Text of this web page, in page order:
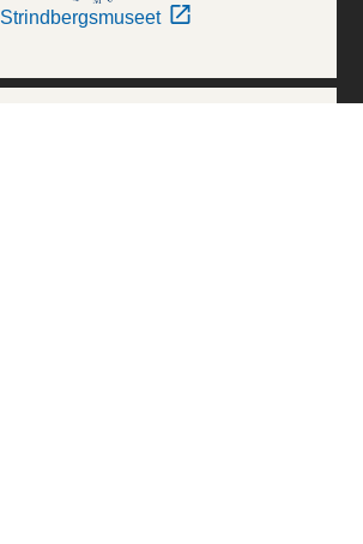
Strindbergsmuseet